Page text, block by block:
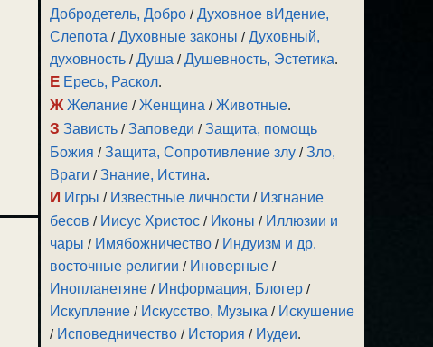
Добродетель, Добро /Духовное вИдение,
Слепота /Духовные законы /Духовный,
духовность /Душа /Душевность, Эстетика.
Е Ересь, Раскол.
Ж Желание /Женщина /Животные.
З Зависть /Заповеди /Защита, помощь
Божия /Защита, Сопротивление злу /Зло,
Враги /Знание, Истина.
И Игры / Известные личности / Изгнание
бесов / Иисус Христос / Иконы / Иллюзии и
чары / Имябожничество / Индуизм и др.
восточные религии / Иноверные /
Инопланетяне / Информация, Блогер /
Искупление / Искусство, Музыка / Искушение
/ Исповедничество / История / Иудеи.